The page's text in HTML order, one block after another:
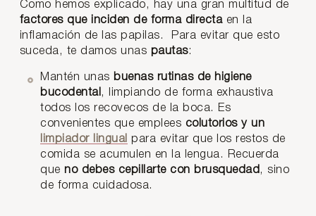
Como hemos explicado, hay una gran multitud de
factores que inciden de forma directaen la
inflamación de las papilas. Para evitar que esto
suceda, te damos unas pautas:
Mantén unas buenas rutinas de higiene
bucodental , limpiando de forma exhaustiva
todos los recovecos de la boca. Es
convenientes que emplees colutorios y un
limpiador lingual para evitar que los restos de
comida se acumulen en la lengua. Recuerda
que no debes cepillarte con brusquedad , sino
de forma cuidadosa.